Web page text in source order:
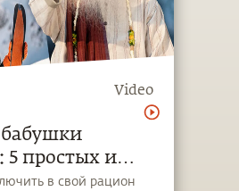
Video
5 простых и
защиты
в свой рацион